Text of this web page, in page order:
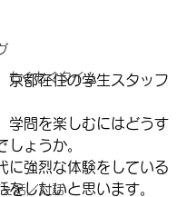
もぐもぐタイム
話／対話
京都在住の学生スタッフ
学問を楽しむにはどうす
しょうか。
に強烈な体験をしている
をしたいと思います。